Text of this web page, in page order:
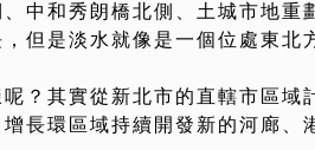
中和秀朗橋北側、土城市地重
但是淡水就像是一個位處東北
？其實從新北市的直轄市區域
長環區域持續開發新的河廊、